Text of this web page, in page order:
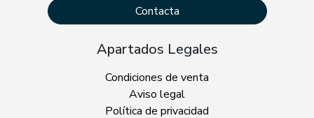
Contacta
Apartados Legales
Condiciones de venta
Aviso legal
Política de privacidad